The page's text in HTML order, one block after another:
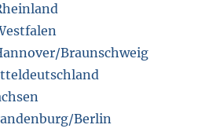
Braunschweig
Berlin